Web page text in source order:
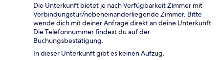
Die Unterkunft bietet je nach Verfügbarkeit Zimmer mit
Verbindungstür/nebeneinanderliegende Zimmer. Bitte
wende dich mit deiner Anfrage direkt an deine Unterkunft.
Die Telefonnummer findest du auf der
Buchungsbestätigung.
In dieser Unterkunft gibt es keinen Aufzug.